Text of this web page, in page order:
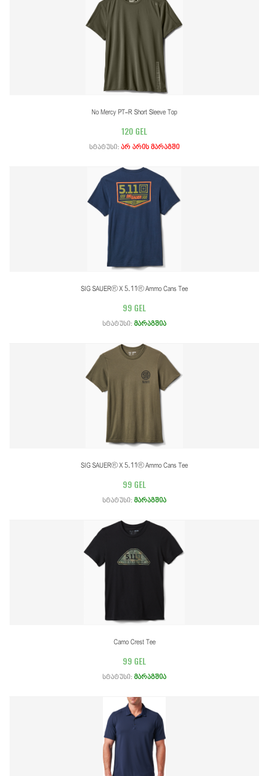
No Mercy PT-R Short Sleeve Top
120 GEL
სტატუსი: არ არის მარაგში
SIG SAUER® X 5.11® Ammo Cans Tee
99 GEL
სტატუსი: მარაგშია
SIG SAUER® X 5.11® Ammo Cans Tee
99 GEL
სტატუსი: მარაგშია
Camo Crest Tee
99 GEL
სტატუსი: მარაგშია